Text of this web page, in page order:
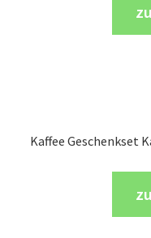
Kaffee Geschenkset